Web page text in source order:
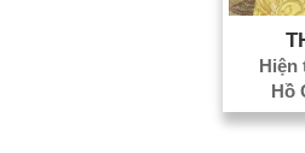
Hiện
Hồ